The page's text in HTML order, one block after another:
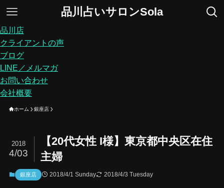
品川占いサロンSola
品川店
クライアントの声
ブログ
LINE／メルマガ
お問い合わせ
会社概要
ホーム 銀座店
【20代女性 I様】東京都中央区在住
主婦
2018
4/03
銀座店 2018/4/1 Sunday 2018/4/3 Tuesday